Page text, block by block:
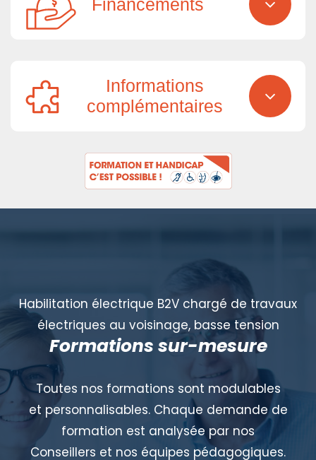
Financements
Informations
complémentaires
Habilitation électrique B2V chargé de travaux
électriques au voisinage, basse tension
Formations sur-mesure
Toutes nos formations sont modulables
et personnalisables. Chaque demande de
formation est analysée par nos
Conseillers et nos équipes pédagogiques.